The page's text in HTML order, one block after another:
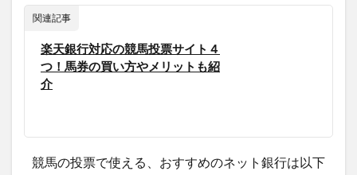
関連記事
楽天銀行対応の競馬投票サイト４
つ！馬券の買い方やメリットも紹
介
競馬の投票で使える、おすすめのネット銀行は以下